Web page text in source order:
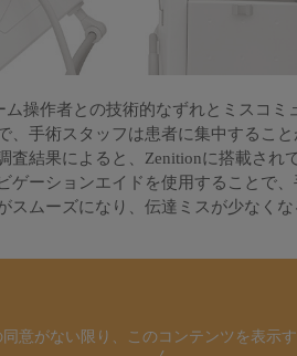
ム操作者との技術的なずれとミスコミ
、手術スタッフは患者に集中するこ
査結果によると、Zenitionに搭載され
ゲーションエイドを使用することで
スムーズになり、伝達ミスが少なく
同意がない限り、このコンテンツを表示